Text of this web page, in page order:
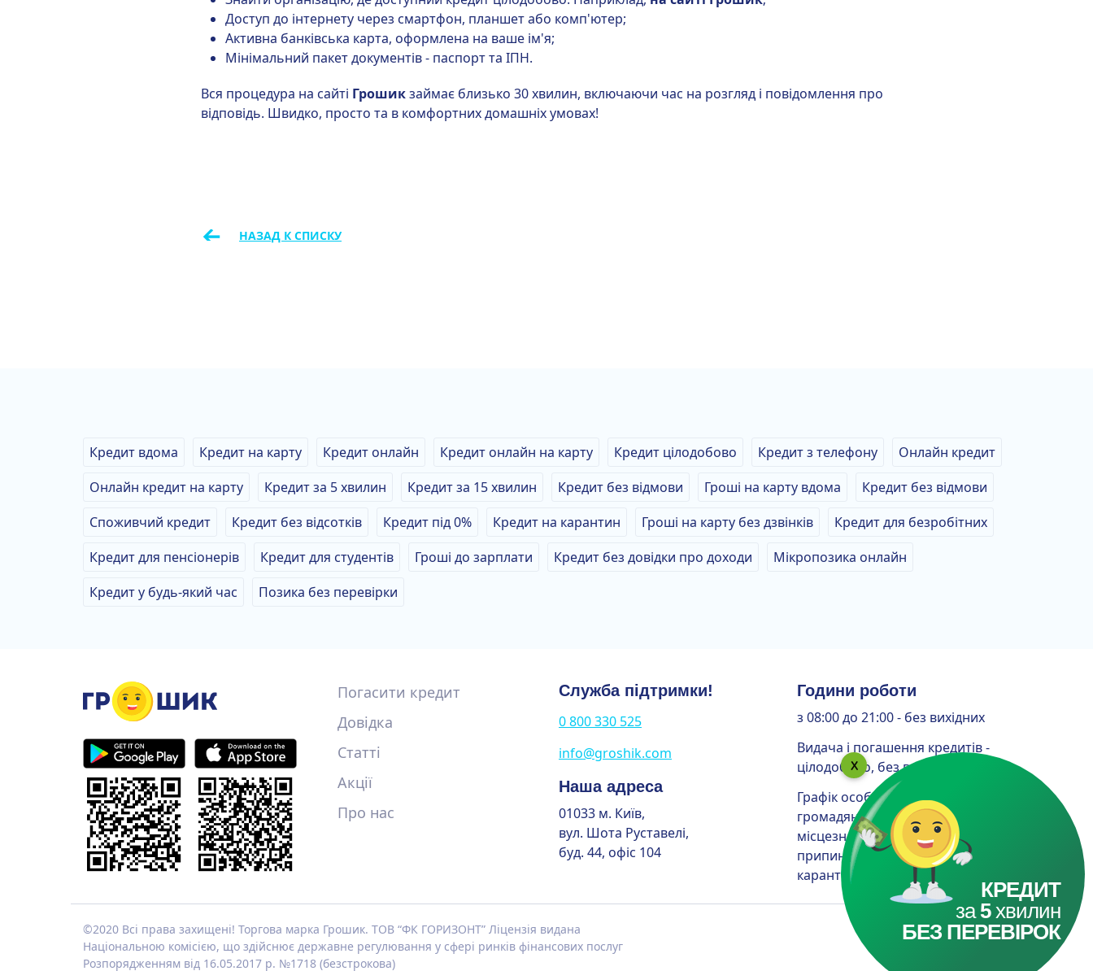
Доступ до інтернету через смартфон, планшет або комп'ютер;
Активна банківська карта, оформлена на ваше ім'я;
Мінімальний пакет документів - паспорт та ІПН.
Вся процедура на сайті Грошикзаймає близько 30 хвилин, включаючи час на розгляд і повідомлення про
відповідь. Швидко, просто та в комфортних домашніх умовах!
← НАЗАД К СПИСКУ
Кредит вдома Кредит на карту Кредит онлайн Кредит онлайн на карту Кредит цілодобово Кредит з телефону
Онлайн кредит
Онлайн кредит на карту
Кредит за 5 хвилин Кредит за 15 хвилин Кредит без відмови Гроші на карту вдома
Кредит без відмови
Споживчий кредит
Кредит без відсотків Кредит під 0% Кредит на карантин Гроші на карту без дзвінків
Кредит для безробітних
Кредит для пенсіонерів
Кредит для студентів Гроші до зарплати Кредит без довідки про доходи
Мікропозика онлайн
Кредит у будь-який час
Позика без перевірки
Погасити кредит
Довідка
Статті
Акції
Про нас
Служба підтримки!
0 800 330 525
info@groshik.com
Наша адреса
01033 м. Київ,
вул. Шота Руставелі,
буд. 44, офіс 104
Години роботи
з 08:00 до 21:00 - без вихідних
Видача і погашення кредитів -
цілодобово, без вихідних
Графік особистого прийому
громадян: прийом громадян за
місцезнаходженням Товариства
припинено до закінчення
карантину
©2020 Всі права захищені! Торгова марка Грошик. ТОВ “ФК ГОРИЗОНТ” Ліцензія видана
Національною комісією, що здійснює державне регулювання у сфері ринків фінансових послуг
Розпорядженням від 16.05.2017 р. №1718 (безстрокова)
КРЕДИТ
за5хвилин
БЕЗ ПЕРЕВІРОК